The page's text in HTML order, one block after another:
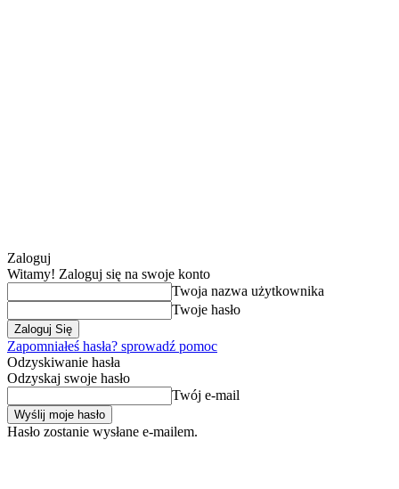
Zaloguj
Witamy! Zaloguj się na swoje konto
Twoja nazwa użytkownika
Twoje hasło
Zapomniałeś hasła? sprowadź pomoc
Odzyskiwanie hasła
Odzyskaj swoje hasło
Twój e-mail
Hasło zostanie wysłane e-mailem.